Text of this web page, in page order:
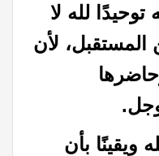
توحيدًا لله لا
لأن
وجل.
ويقينًا بأن